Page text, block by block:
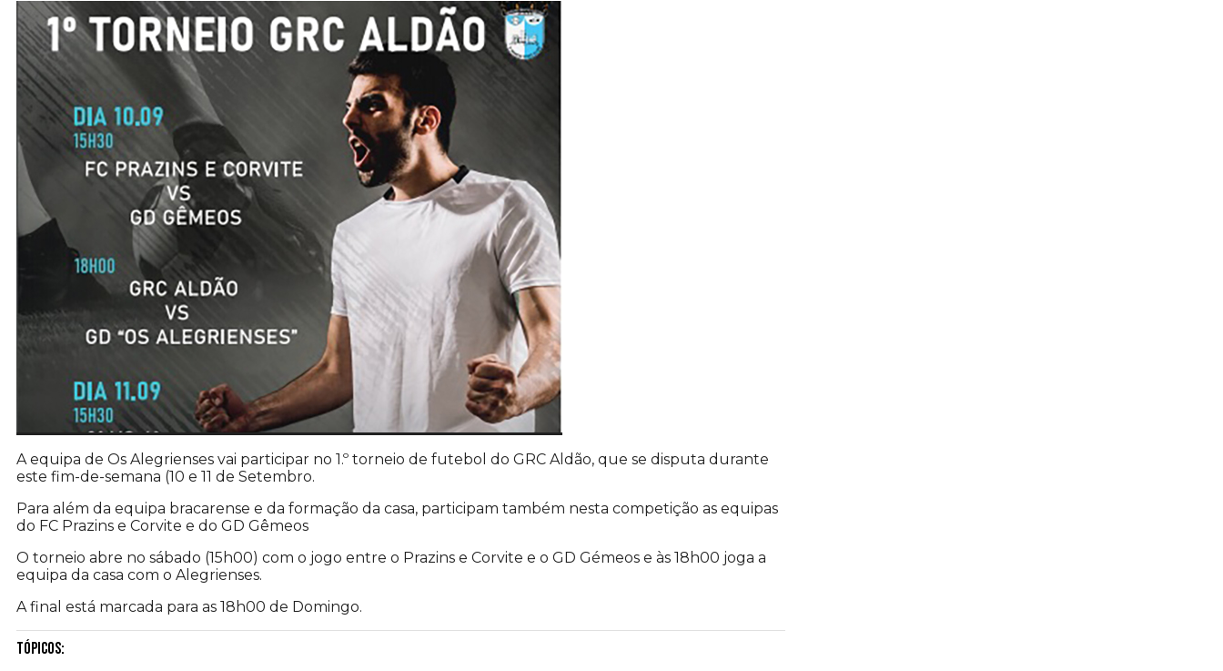
A equipa de Os Alegrienses vai participar no 1.º torneio de futebol do GRC Aldão, que se disputa durante
este fim-de-semana (10 e 11 de Setembro.
Para além da equipa bracarense e da formação da casa, participam também nesta competição as equipas
do FC Prazins e Corvite e do GD Gêmeos
O torneio abre no sábado (15h00) com o jogo entre o Prazins e Corvite e o GD Gémeos e às 18h00 joga a
equipa da casa com o Alegrienses.
A final está marcada para as 18h00 de Domingo.
Tópicos: